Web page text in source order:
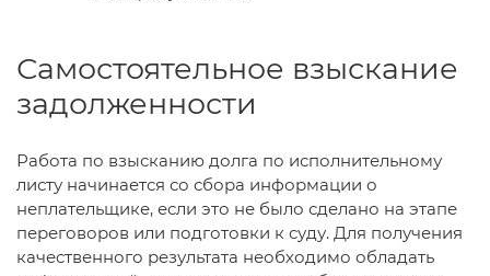
Самостоятельное взыскание
задолженности
Работа по взысканию долга по исполнительному
листу начинается со сбора информации о
неплательщике, если это не было сделано на этапе
переговоров или подготовки к суду. Для получения
качественного результата необходимо обладать